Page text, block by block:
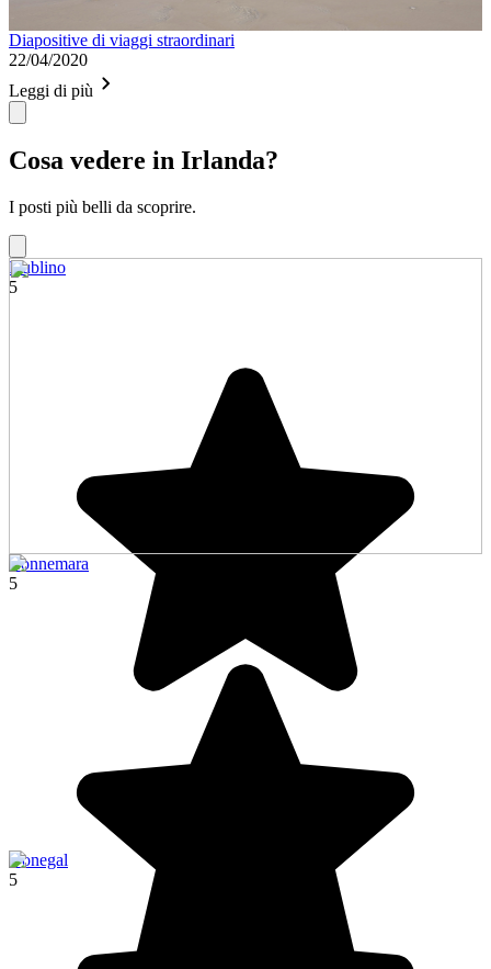
Diapositive di viaggi straordinari
22/04/2020
Leggi di più
Cosa vedere in Irlanda?
I posti più belli da scoprire.
Dublino
5
Connemara
5
Donegal
5